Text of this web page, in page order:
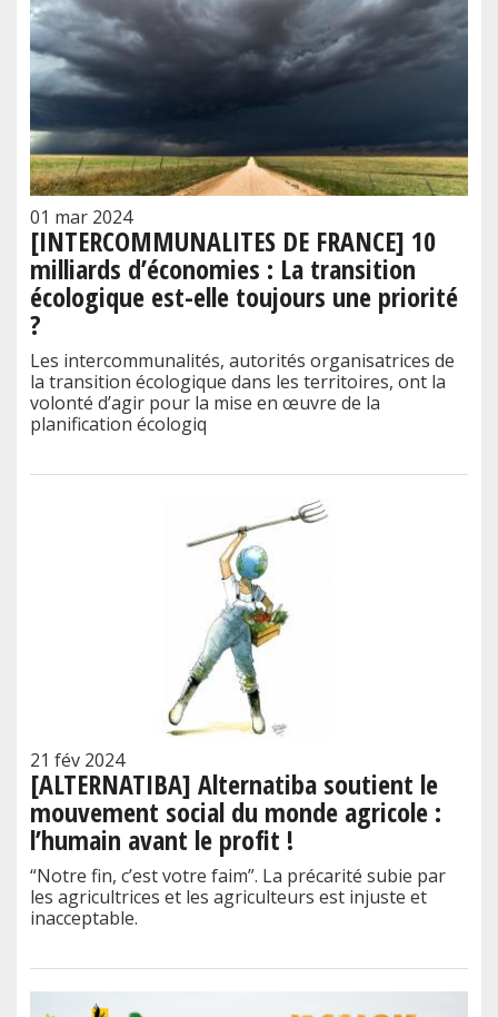
01 mar 2024
[INTERCOMMUNALITES DE FRANCE] 10
milliards d’économies : La transition
écologique est-elle toujours une priorité
?
Les intercommunalités, autorités organisatrices de
la transition écologique dans les territoires, ont la
volonté d’agir pour la mise en œuvre de la
planification écologiq
21 fév 2024
[ALTERNATIBA] Alternatiba soutient le
mouvement social du monde agricole :
l’humain avant le profit !
“Notre fin, c’est votre faim”. La précarité subie par
les agricultrices et les agriculteurs est injuste et
inacceptable.